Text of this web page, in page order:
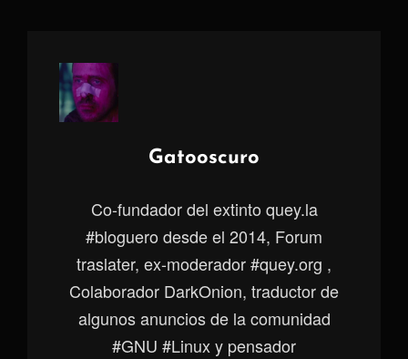
Autor:
Gatooscuro
Co-fundador del extinto quey.la
#bloguero desde el 2014, Forum
traslater, ex-moderador #quey.org ,
Colaborador DarkOnion, traductor de
algunos anuncios de la comunidad
#GNU #Linux y pensador